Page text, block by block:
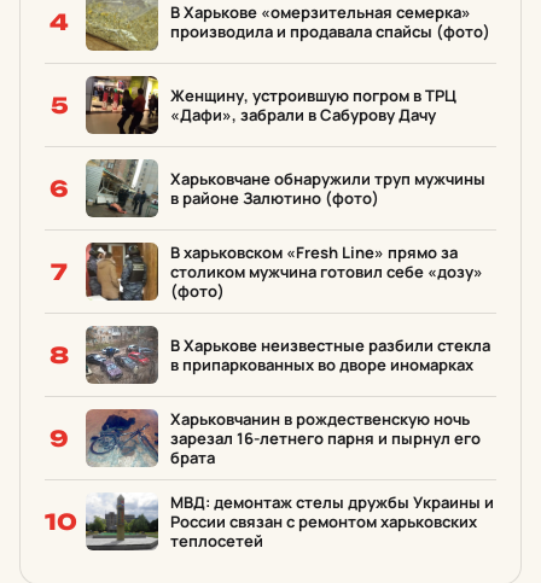
4
В Харькове «омерзительная семерка»
производила и продавала спайсы (фото)
5
Женщину, устроившую погром в ТРЦ
«Дафи», забрали в Сабурову Дачу
6
Харьковчане обнаружили труп мужчины
в районе Залютино (фото)
7
В харьковском «Fresh Line» прямо за
столиком мужчина готовил себе «дозу»
(фото)
8
В Харькове неизвестные разбили стекла
в припаркованных во дворе иномарках
9
Харьковчанин в рождественскую ночь
зарезал 16-летнего парня и пырнул его
брата
10
МВД: демонтаж стелы дружбы Украины и
России связан с ремонтом харьковских
теплосетей